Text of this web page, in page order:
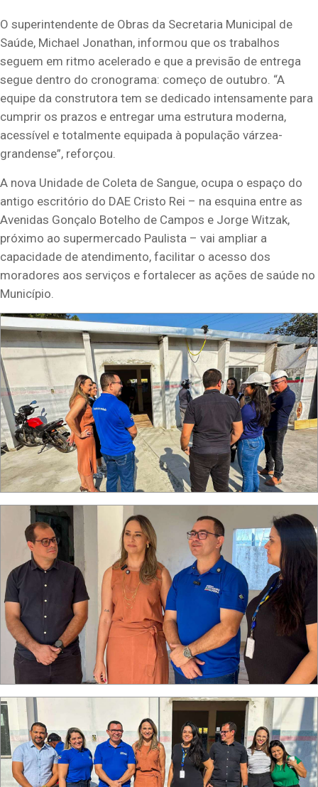
O superintendente de Obras da Secretaria Municipal de
Saúde, Michael Jonathan, informou que os trabalhos
seguem em ritmo acelerado e que a previsão de entrega
segue dentro do cronograma: começo de outubro. “A
equipe da construtora tem se dedicado intensamente para
cumprir os prazos e entregar uma estrutura moderna,
acessível e totalmente equipada à população várzea-
grandense”, reforçou.
A nova Unidade de Coleta de Sangue, ocupa o espaço do
antigo escritório do DAE Cristo Rei – na esquina entre as
Avenidas Gonçalo Botelho de Campos e Jorge Witzak,
próximo ao supermercado Paulista – vai ampliar a
capacidade de atendimento, facilitar o acesso dos
moradores aos serviços e fortalecer as ações de saúde no
Município.